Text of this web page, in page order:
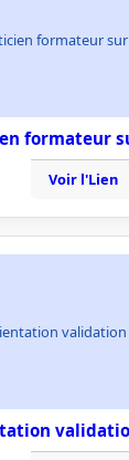
formateur
formateur
Voir l'Lien
validation